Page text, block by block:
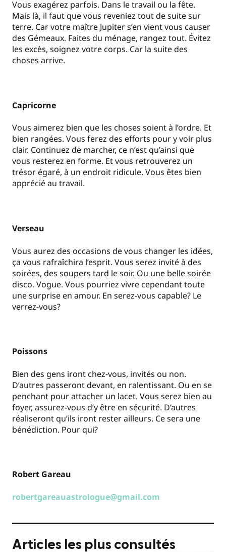
Vous exagérez parfois. Dans le travail ou la fête.
Mais là, il faut que vous reveniez tout de suite sur
terre. Car votre maître Jupiter s’en vient vous causer
des Gémeaux. Faites du ménage, rangez tout. Évitez
les excès, soignez votre corps. Car la suite des
choses arrive.
Capricorne
Vous aimerez bien que les choses soient à l’ordre. Et
bien rangées. Vous ferez des efforts pour y voir plus
clair. Continuez de marcher, ce n’est qu’ainsi que
vous resterez en forme. Et vous retrouverez un
trésor égaré, à un endroit ridicule. Vous êtes bien
apprécié au travail.
Verseau
Vous aurez des occasions de vous changer les idées,
ça vous rafraîchira l’esprit. Vous serez invité à des
soirées, des soupers tard le soir. Ou une belle soirée
disco. Vogue. Vous pourriez vivre cependant toute
une surprise en amour. En serez-vous capable? Le
verrez-vous?
Poissons
Bien des gens iront chez-vous, invités ou non.
D’autres passeront devant, en ralentissant. Ou en se
penchant pour attacher un lacet. Vous serez bien au
foyer, assurez-vous d’y être en sécurité. D’autres
réaliseront qu’ils iront rester ailleurs. Ce sera une
bénédiction. Pour qui?
Robert Gareau
robertgareauastrologue@gmail.com
Articles les plus consultés